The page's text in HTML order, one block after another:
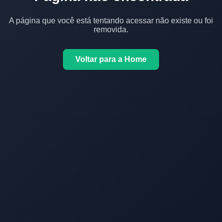
A página que você está tentando acessar não existe ou foi
removida.
Voltar para a Home